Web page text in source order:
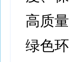
高质
绿色